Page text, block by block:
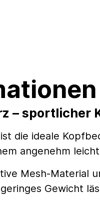
–
ist die ideale
angenehm
Mesh-Material
Gewicht